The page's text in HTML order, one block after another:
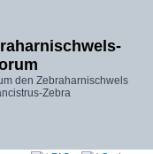
den Zebraharnischwels
Zebra